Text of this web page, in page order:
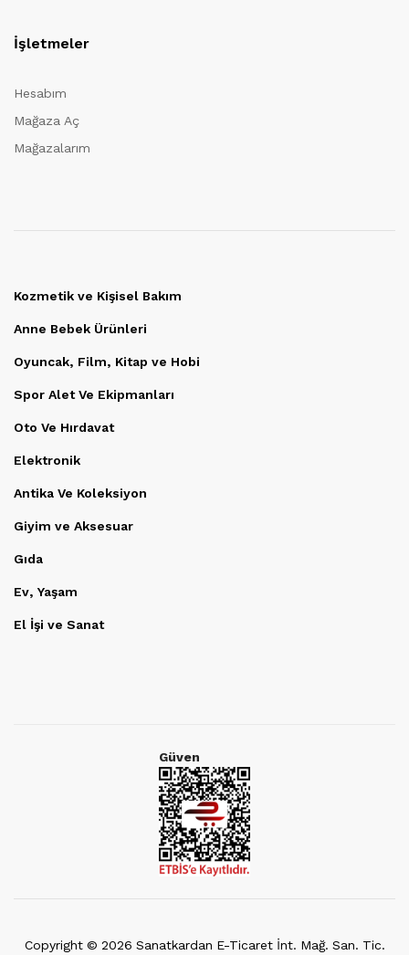
İşletmeler
Hesabım
Mağaza Aç
Mağazalarım
Kozmetik ve Kişisel Bakım
Anne Bebek Ürünleri
Oyuncak, Film, Kitap ve Hobi
Spor Alet Ve Ekipmanları
Oto Ve Hırdavat
Elektronik
Antika Ve Koleksiyon
Giyim ve Aksesuar
Gıda
Ev, Yaşam
El İşi ve Sanat
Güven
Copyright © 2026 Sanatkardan E-Ticaret İnt. Mağ. San. Tic.